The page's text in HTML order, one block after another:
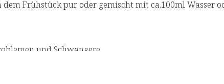
Frühstück pur oder gemischt mit ca.100ml Wasser
und Schwangere.